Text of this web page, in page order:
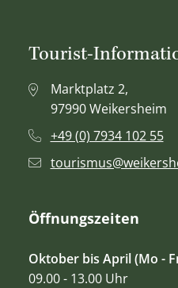
Tourist-
Marktplatz 2,
97990 Weikersheim
+49 (0) 7934 102 55
Öffnungszeiten
Oktober bis April (Mo -
09.00 - 13.00 Uhr